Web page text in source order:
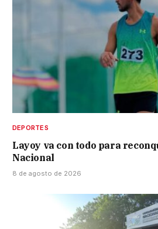
DEPORTES
Layoy va con todo para
Nacional
8 de agosto de 2026